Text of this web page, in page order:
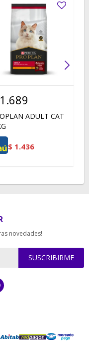
1.689
ADULT CAT
$ 1.436
novedades!
SUSCRIBIRME